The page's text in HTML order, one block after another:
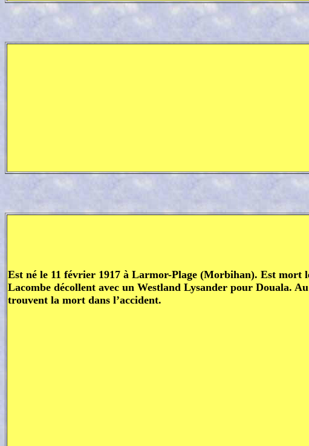
Est né le 11 février 1917 à Larmor-Plage (Morbihan). Est
Lacombe décollent avec un Westland Lysander pour Douala.
trouvent la mort dans l’accident.